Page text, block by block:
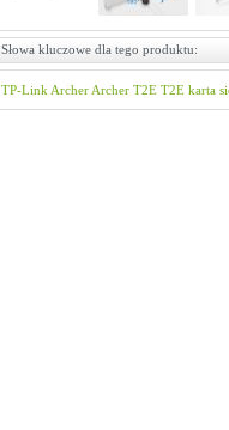
Słowa kluczowe dla tego produktu:
TP-Link Archer Archer T2E T2E karta